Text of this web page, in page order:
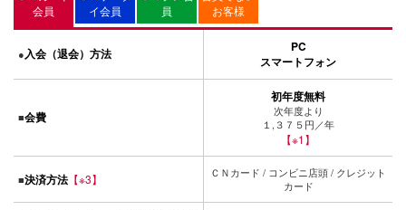
会員
イ会員
員
お客様
●入会（退会）方法
PC
スマートフォン
■会費
初年度無料
次年度より
１,３７５円／年
【※1】
■決済方法 【※3】
ＣＮカード / コンビニ店頭 / クレジット
カード